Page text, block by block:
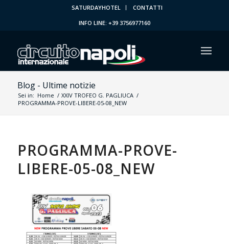
SATURDAYHOTEL
CONTATTI
INFO LINE: +39 3756977160
Blog - Ultime notizie
Sei in: Home / XXIV TROFEO G. PAGLIUCA /
PROGRAMMA-PROVE-LIBERE-05-08_NEW
PROGRAMMA-PROVE-
LIBERE-05-08_NEW